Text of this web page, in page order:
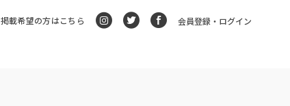
掲載希望の方はこちら 会員登録・ログイン